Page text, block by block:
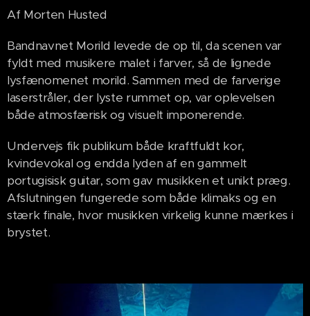
Af Morten Husted
Bandnavnet Morild levede de op til, da scenen var
fyldt med musikere malet i farver, så de lignede
lysfænomenet morild. Sammen med de farverige
laserstråler, der lyste rummet op, var oplevelsen
både atmosfærisk og visuelt imponerende.
Undervejs fik publikum både kraftfuldt kor,
kvindevokal og endda lyden af en gammelt
portugisisk guitar, som gav musikken et unikt præg.
Afslutningen fungerede som både klimaks og en
stærk finale, hvor musikken virkelig kunne mærkes i
brystet.